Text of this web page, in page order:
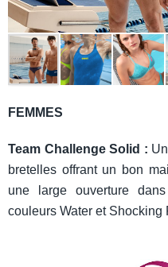
FEMMES
Team Challenge Solid :
bretelles offrant un bon
une large ouverture
couleurs Water et Shocking